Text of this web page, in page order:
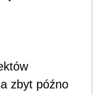
zbyt późno